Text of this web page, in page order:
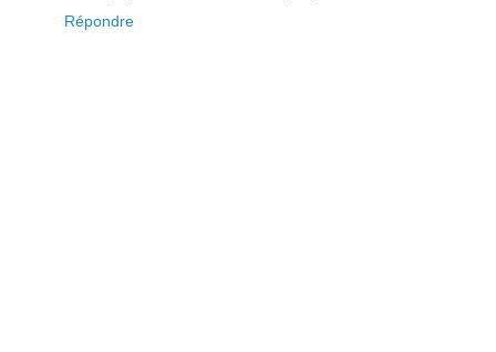
Répondre